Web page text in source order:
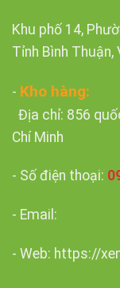
Khu phố 14,
Tỉnh Bình Thuận,
- Kho hàng:
Địa chỉ: 856
Chí Minh
- Số điện thoại:
- Email:
- Web: https://